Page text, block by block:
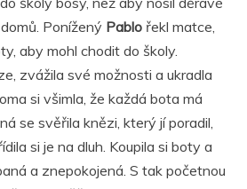
Ponížený Pablo řekl matce,
aby mohl chodit do školy.
zvážila své možnosti a ukradla
si všimla, že každá bota má
se svěřila knězi, který jí poradil,
si je na dluh. Koupila si boty a
a znepokojená. S tak početnou